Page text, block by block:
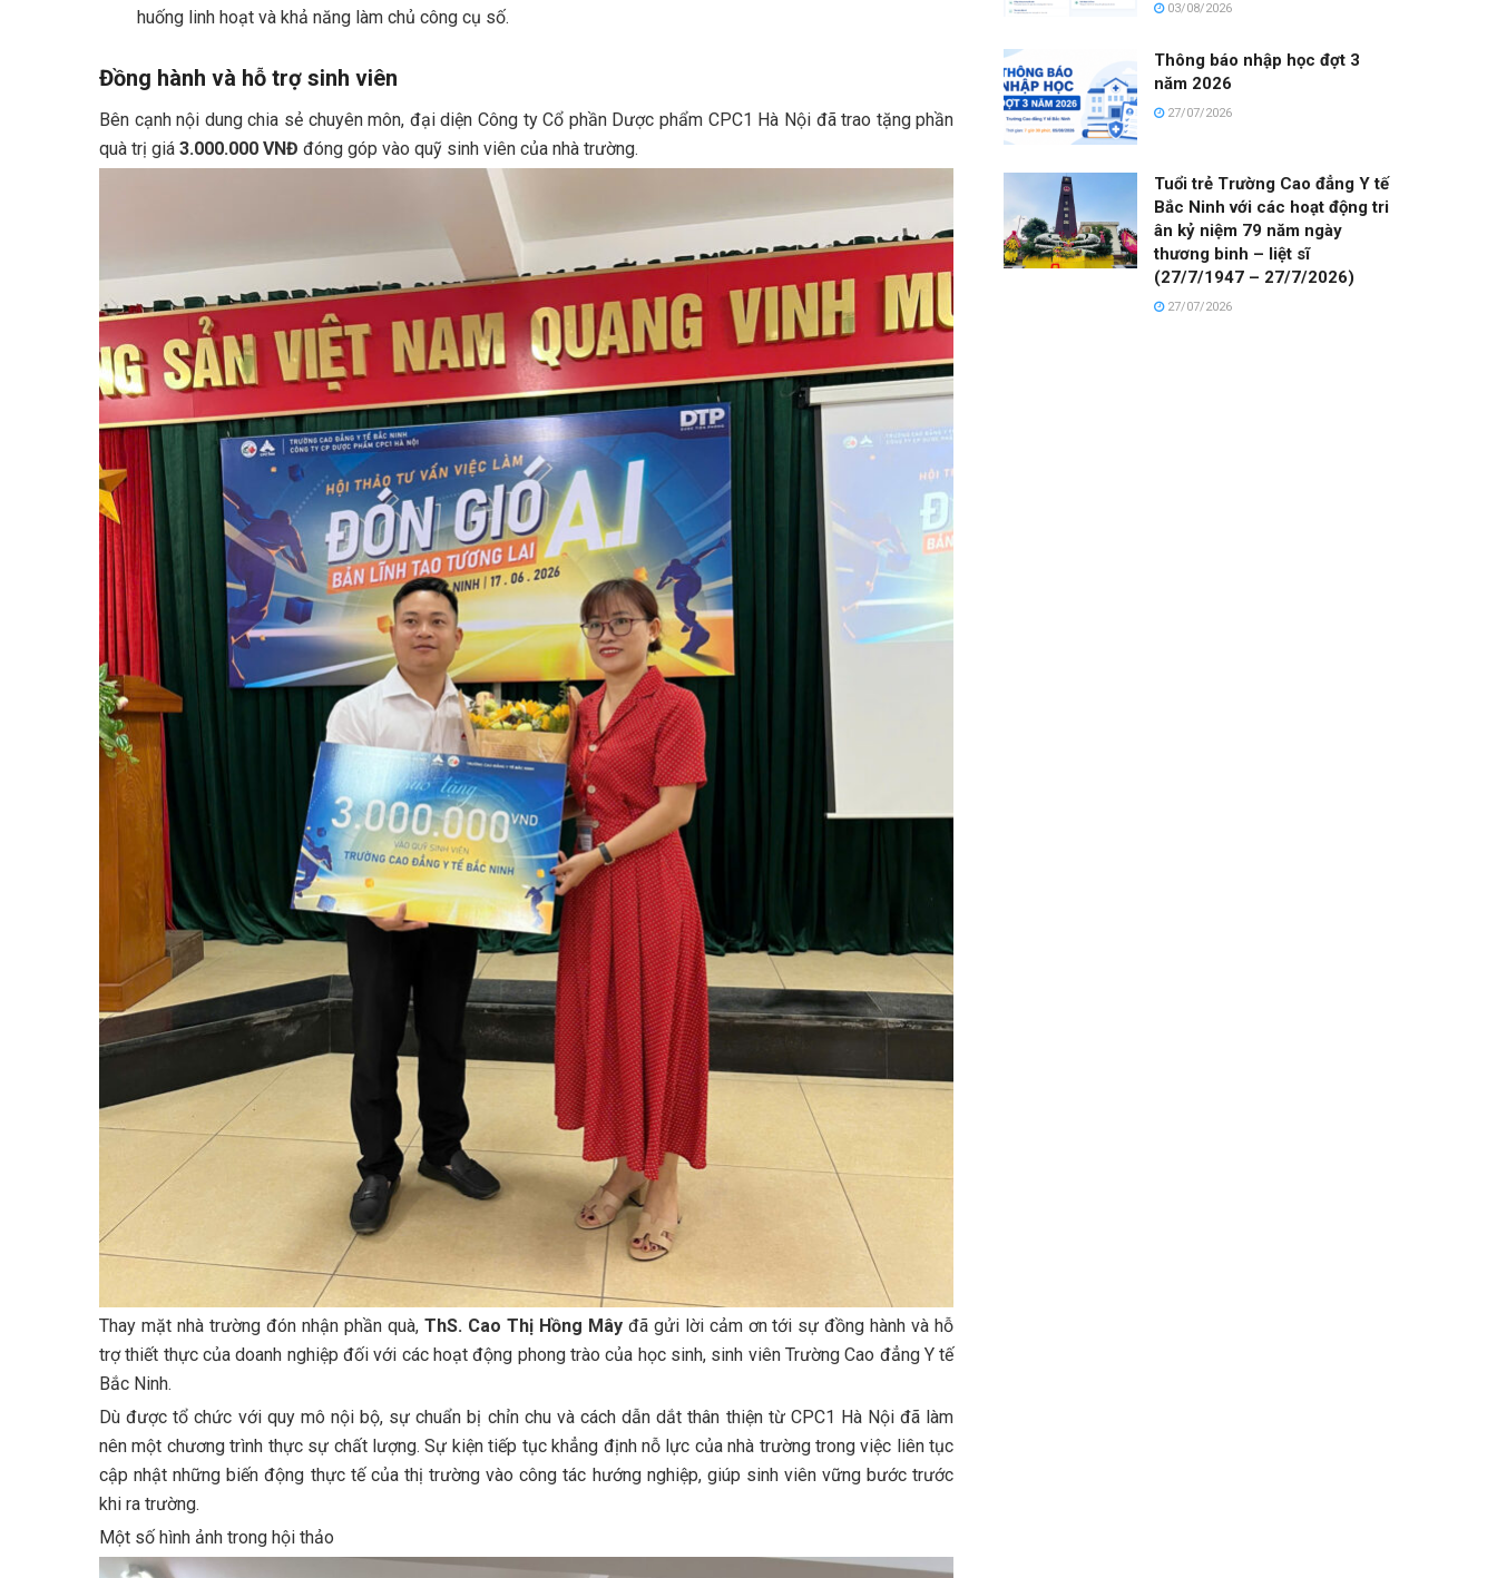
huống linh hoạt và khả năng làm chủ công cụ số.
Đồng hành và hỗ trợ sinh viên
Bên cạnh nội dung chia sẻ chuyên môn, đại diện Công ty Cổ phần Dược phẩm CPC1 Hà Nội đã trao tặng phần
quà trị giá 3.000.000 VNĐ đóng góp vào quỹ sinh viên của nhà trường.
Thay mặt nhà trường đón nhận phần quà, ThS. Cao Thị Hồng Mâyđã gửi lời cảm ơn tới sự đồng hành và hỗ
trợ thiết thực của doanh nghiệp đối với các hoạt động phong trào của học sinh, sinh viên Trường Cao đẳng Y tế
Bắc Ninh.
Dù được tổ chức với quy mô nội bộ, sự chuẩn bị chỉn chu và cách dẫn dắt thân thiện từ CPC1 Hà Nội đã làm
nên một chương trình thực sự chất lượng. Sự kiện tiếp tục khẳng định nỗ lực của nhà trường trong việc liên tục
cập nhật những biến động thực tế của thị trường vào công tác hướng nghiệp, giúp sinh viên vững bước trước
khi ra trường.
Một số hình ảnh trong hội thảo
03/08/2026
Thông báo nhập học đợt 3
năm 2026
27/07/2026
Tuổi trẻ Trường Cao đẳng Y tế
Bắc Ninh với các hoạt động tri
ân kỷ niệm 79 năm ngày
thương binh – liệt sĩ
(27/7/1947 – 27/7/2026)
27/07/2026